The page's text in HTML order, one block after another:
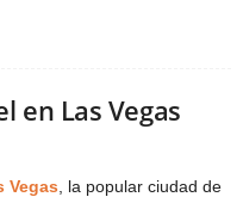
en Las Vegas
Vegas , la popular ciudad de